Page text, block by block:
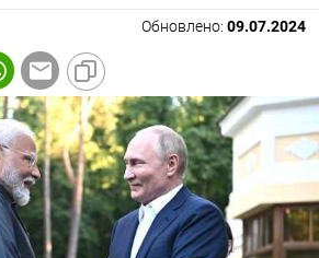
Обновлено: 09.07.2024